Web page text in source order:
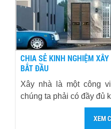
CHIA SẺ KINH NGHIỆM
BẮT ĐẦU
Xây nhà là một công
chúng ta phải có đầy đủ
XEM